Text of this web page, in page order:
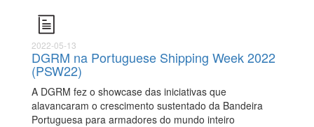
2022-05-13
DGRM na Portuguese Shipping Week 2022
(PSW22)
A DGRM fez o showcase das iniciativas que
alavancaram o crescimento sustentado da Bandeira
Portuguesa para armadores do mundo inteiro